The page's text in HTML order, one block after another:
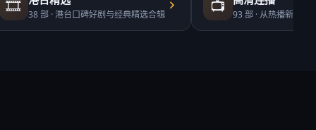
🎞️ 38部 ·港台口碑好剧与经典精选合辑 📺 93部 · 从热播新剧到